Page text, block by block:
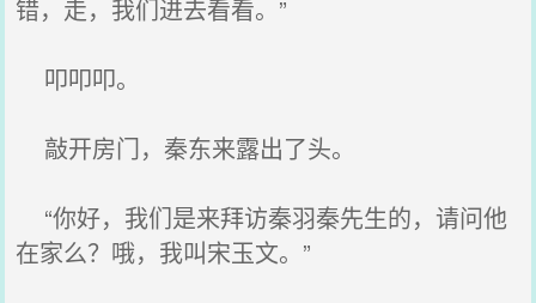
错，走，我们进去看看。”
叩叩叩。
敲开房门，秦东来露出了头。
“你好，我们是来拜访秦羽秦先生的，请问他
在家么？哦，我叫宋玉文。”